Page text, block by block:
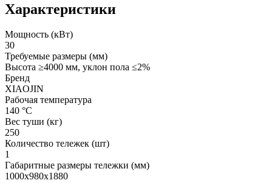
Характеристики
Мощность (кВт)
30
Требуемые размеры (мм)
Высота ≥4000 мм, уклон пола ≤2%
Бренд
XIAOJIN
Рабочая температура
140 °C
Вес туши (кг)
250
Количество тележек (шт)
1
Габаритные размеры тележки (мм)
1000x980x1880